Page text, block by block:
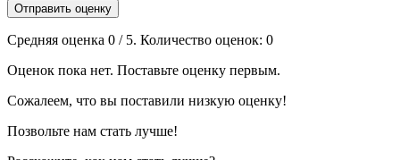
Отправить оценку
Средняя оценка 0 / 5. Количество оценок: 0
Оценок пока нет. Поставьте оценку первым.
Сожалеем, что вы поставили низкую оценку!
Позвольте нам стать лучше!